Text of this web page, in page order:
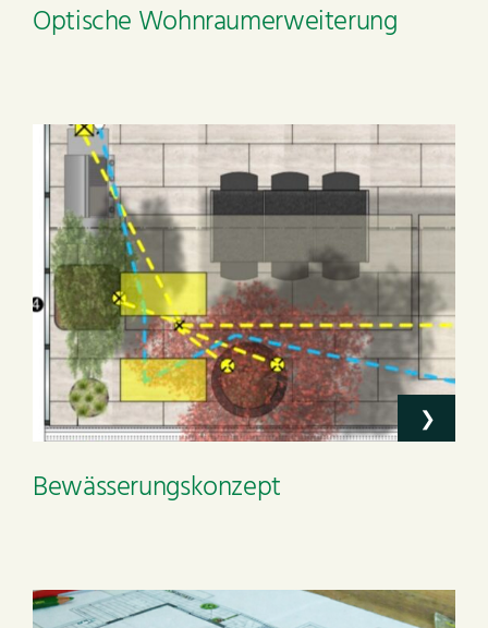
Optische Wohnraumerweiterung
Bewässerungskonzept